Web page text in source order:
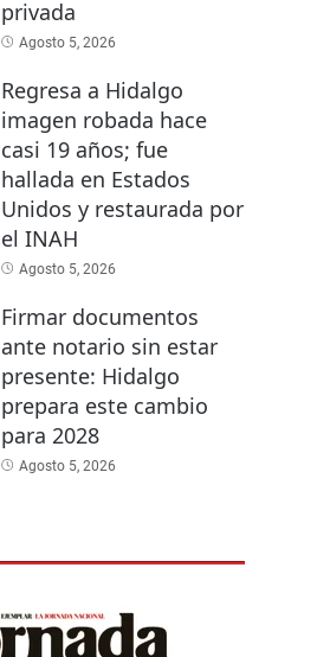
privada
Agosto 5, 2026
Regresa a Hidalgo
imagen robada hace
casi 19 años; fue
hallada en Estados
Unidos y restaurada por
el INAH
Agosto 5, 2026
Firmar documentos
ante notario sin estar
presente: Hidalgo
prepara este cambio
para 2028
Agosto 5, 2026